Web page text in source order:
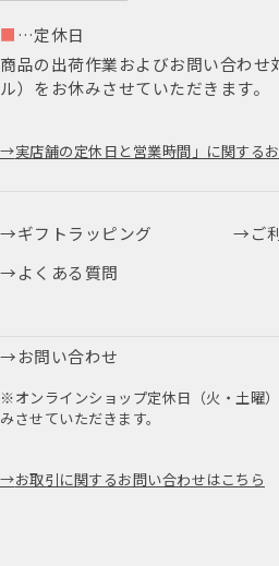
■ …定休日
商品の出荷作業およびお問い合わせ
ル）をお休みさせていただきます。
実店舗の定休日と営業時間」に関する
ギフトラッピング
ご
よくある質問
お問い合わせ
※オンラインショップ定休日（火・土曜
みさせていただきます。
お取引に関するお問い合わせはこちら